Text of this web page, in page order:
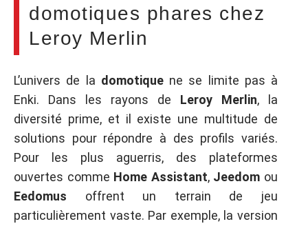
domotiques phares chez
Leroy Merlin
L’univers de la domotiquene se limite pas à
Enki. Dans les rayons de Leroy Merlin, la
diversité prime, et il existe une multitude de
solutions pour répondre à des profils variés.
Pour les plus aguerris, des plateformes
ouvertes comme Home Assistant, Jeedom ou
Eedomus offrent un terrain de jeu
particulièrement vaste. Par exemple, la version